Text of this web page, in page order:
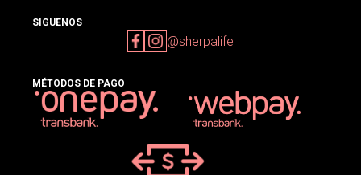
SIGUENOS
@sherpalife
MÉTODOS DE PAGO